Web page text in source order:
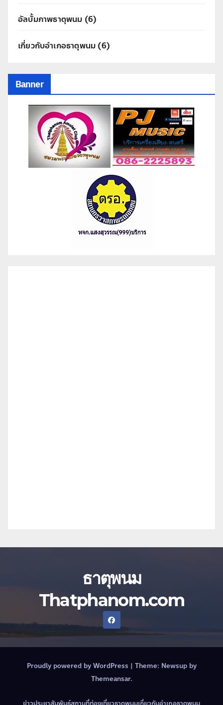
อัลบั้มภาพธาตุพนม (6)
เกี่ยวกับอำเภอธาตุพนม (6)
Banner
ธาตุพนม
Thatphanom.com
Proudly powered by WordPress | Theme: Newsupby
Themeansar.